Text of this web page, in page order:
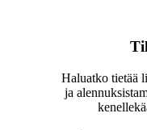
Haluatko tietää
ja